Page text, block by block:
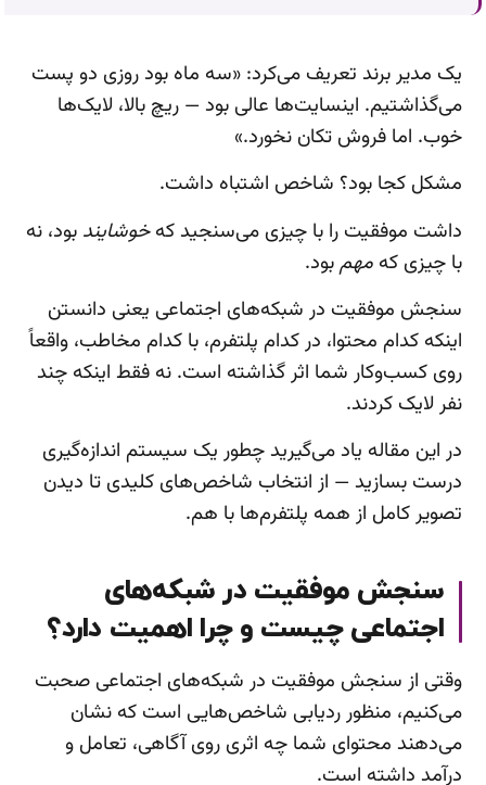
یک مدیر برند تعریف می‌کرد: «سه ماه بود روزی دو پست
می‌گذاشتیم. اینسایت‌ها عالی بود — ریچ بالا، لایک‌ها
خوب. اما فروش تکان نخورد.»
مشکل کجا بود؟ شاخص اشتباه داشت.
داشت موفقیت را با چیزی می‌سنجید کهخوشایند بود، نه
با چیزی که مهمبود.
سنجش موفقیت در شبکه‌های اجتماعی یعنی دانستن
اینکه کدام محتوا، در کدام پلتفرم، با کدام مخاطب، واقعاً
روی کسب‌وکار شما اثر گذاشته است. نه فقط اینکه چند
نفر لایک کردند.
در این مقاله یاد می‌گیرید چطور یک سیستم اندازه‌گیری
درست بسازید — از انتخاب شاخص‌های کلیدی تا دیدن
تصویر کامل از همه پلتفرم‌ها با هم.
سنجش موفقیت در شبکه‌های
اجتماعی چیست و چرا اهمیت دارد؟
وقتی از سنجش موفقیت در شبکه‌های اجتماعی صحبت
می‌کنیم، منظور ردیابی شاخص‌هایی است که نشان
می‌دهند محتوای شما چه اثری روی آگاهی، تعامل و
درآمد داشته است.